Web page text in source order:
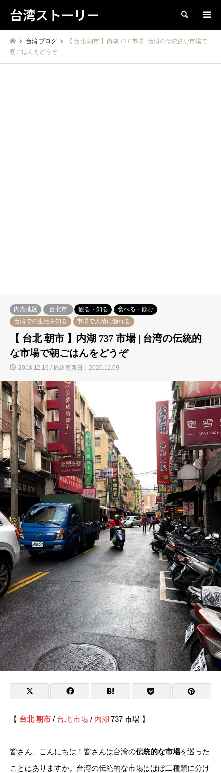
台湾ストーリー 検索
台湾 ブログ
【 台北 朝市 】内湖 737 市場 | 台湾の伝統的な市場で
朝ごはんをどうぞ
内湖地区 台北市 観る・知る
食べる・飲む
台湾での生活を知る
市場で人情に触れる
【 台北 朝市 】内湖 737 市場 | 台湾の伝統的
な市場で朝ごはんをどうぞ
2018.12.16 / 最終更新日：2020.12.09
【 台北 朝市 / 台北 市場 / 内湖 737 市場 】
皆さん、こんにちは！皆さんは台湾の伝統的な市場を巡った
ことはありますか。台湾の伝統的な市場はほぼ二種類に分け